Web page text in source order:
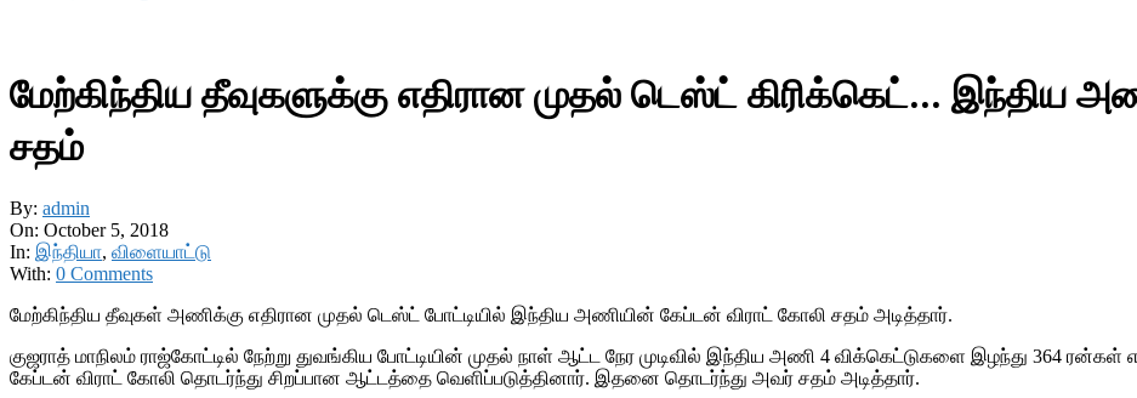
மேற்கிந்திய தீவுகளுக்கு எதிரான முதல் டெஸ்ட் கிரிக்கெட்… இந்திய
சதம்
By: admin
On: October 5, 2018
In: இந்தியா, விளையாட்டு
With: 0 Comments
மேற்கிந்திய தீவுகள் அணிக்கு எதிரான முதல் டெஸ்ட் போட்டியில் இந்திய அணியின் கேப்டன் விராட் கோலி சதம் அடித்தார்.
குஜராத் மாநிலம் ராஜ்கோட்டில் நேற்று துவங்கிய போட்டியின் முதல் நாள் ஆட்ட நேர முடிவில் இந்திய அணி 4 விக்கெட்டுகளை இழந்து 364
கேப்டன் விராட் கோலி தொடர்ந்து சிறப்பான ஆட்டத்தை வெளிப்படுத்தினார். இதனை தொடர்ந்து அவர் சதம் அடித்தார்.